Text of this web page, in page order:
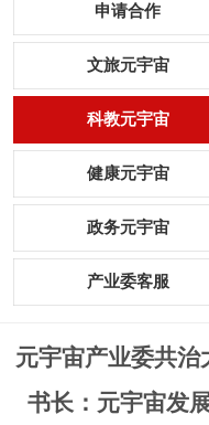
申请合作
文旅元宇宙
科教元宇宙
健康元宇宙
政务元宇宙
产业委客服
元宇宙产业委共
书长：元宇宙发